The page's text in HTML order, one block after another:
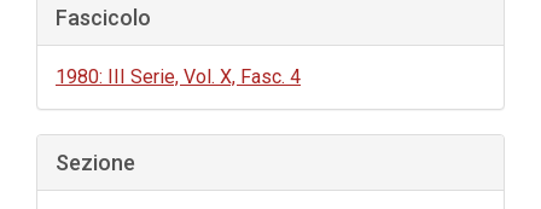
Fascicolo
1980: III Serie, Vol. X, Fasc. 4
Sezione